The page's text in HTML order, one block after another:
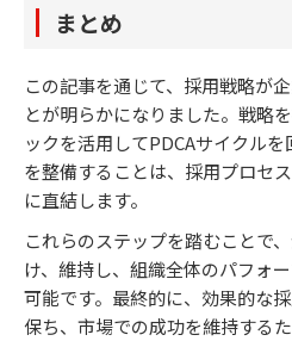
まとめ
この記事を通じて、採用戦略が
とが明らかになりました。戦略
ックを活用してPDCAサイクル
を整備することは、採用プロセ
に直結します。
これらのステップを踏むことで
け、維持し、組織全体のパフォ
可能です。最終的に、効果的な
保ち、市場での成功を維持する